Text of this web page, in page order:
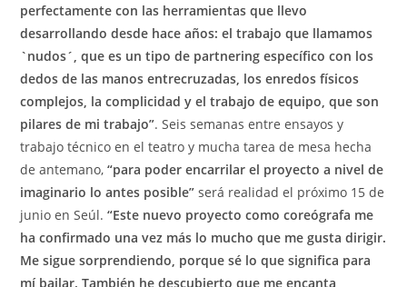
perfectamente con las herramientas que llevo
desarrollando desde hace años: el trabajo que llamamos
`nudos´, que es un tipo de partnering específico con los
dedos de las manos entrecruzadas, los enredos físicos
complejos, la complicidad y el trabajo de equipo, que son
pilares de mi trabajo”. Seis semanas entre ensayos y
trabajo técnico en el teatro y mucha tarea de mesa hecha
de antemano,“para poder encarrilar el proyecto a nivel de
imaginario lo antes posible” será realidad el próximo 15 de
junio en Seúl.“Este nuevo proyecto como coreógrafa me
ha confirmado una vez más lo mucho que me gusta dirigir.
Me sigue sorprendiendo, porque sé lo que significa para
mí bailar. También he descubierto que me encanta